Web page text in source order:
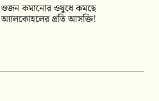
ওজন কমানোর ওষুধে কমছে
অ্যালকোহলের প্রতি আসক্তি!